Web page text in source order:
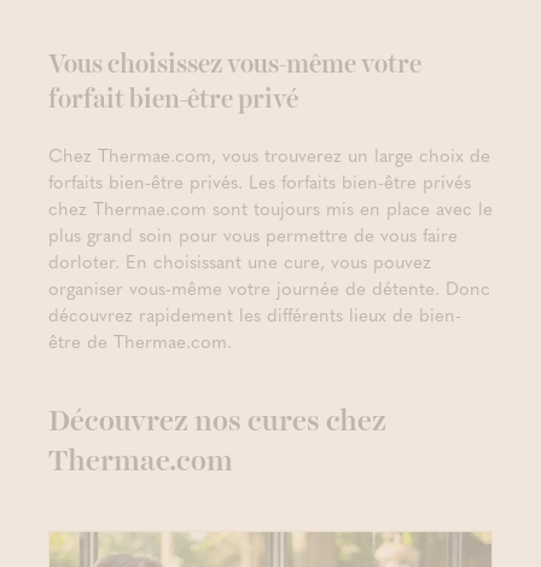
Vous choisissez vous-même votre
forfait bien-être privé
Chez Thermae.com, vous trouverez un large choix de
forfaits bien-être privés. Les forfaits bien-être privés
chez Thermae.com sont toujours mis en place avec le
plus grand soin pour vous permettre de vous faire
dorloter. En choisissant une cure, vous pouvez
organiser vous-même votre journée de détente. Donc
découvrez rapidement les différents lieux de bien-
être de Thermae.com.
Découvrez nos cures chez
Thermae.com